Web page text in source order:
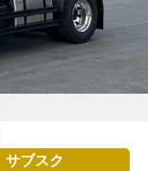
サブスク